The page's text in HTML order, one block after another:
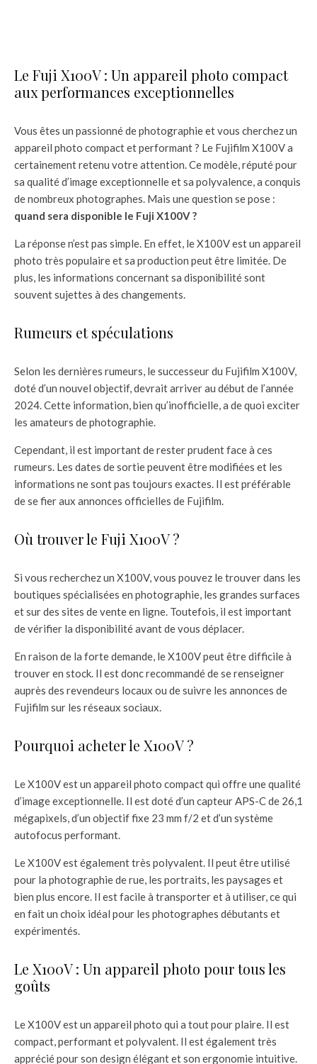
Le Fuji X100V : Un appareil photo compact
aux performances exceptionnelles
Vous êtes un passionné de photographie et vous cherchez un
appareil photo compact et performant ? Le Fujifilm X100V a
certainement retenu votre attention. Ce modèle, réputé pour
sa qualité d’image exceptionnelle et sa polyvalence, a conquis
de nombreux photographes. Mais une question se pose :
quand sera disponible le Fuji X100V ?
La réponse n’est pas simple. En effet, le X100V est un appareil
photo très populaire et sa production peut être limitée. De
plus, les informations concernant sa disponibilité sont
souvent sujettes à des changements.
Rumeurs et spéculations
Selon les dernières rumeurs, le successeur du Fujifilm X100V,
doté d’un nouvel objectif, devrait arriver au début de l’année
2024. Cette information, bien qu’inofficielle, a de quoi exciter
les amateurs de photographie.
Cependant, il est important de rester prudent face à ces
rumeurs. Les dates de sortie peuvent être modifiées et les
informations ne sont pas toujours exactes. Il est préférable
de se fier aux annonces officielles de Fujifilm.
Où trouver le Fuji X100V ?
Si vous recherchez un X100V, vous pouvez le trouver dans les
boutiques spécialisées en photographie, les grandes surfaces
et sur des sites de vente en ligne. Toutefois, il est important
de vérifier la disponibilité avant de vous déplacer.
En raison de la forte demande, le X100V peut être difficile à
trouver en stock. Il est donc recommandé de se renseigner
auprès des revendeurs locaux ou de suivre les annonces de
Fujifilm sur les réseaux sociaux.
Pourquoi acheter le X100V ?
Le X100V est un appareil photo compact qui offre une qualité
d’image exceptionnelle. Il est doté d’un capteur APS-C de 26,1
mégapixels, d’un objectif fixe 23 mm f/2 et d’un système
autofocus performant.
Le X100V est également très polyvalent. Il peut être utilisé
pour la photographie de rue, les portraits, les paysages et
bien plus encore. Il est facile à transporter et à utiliser, ce qui
en fait un choix idéal pour les photographes débutants et
expérimentés.
Le X100V : Un appareil photo pour tous les
goûts
Le X100V est un appareil photo qui a tout pour plaire. Il est
compact, performant et polyvalent. Il est également très
apprécié pour son design élégant et son ergonomie intuitive.